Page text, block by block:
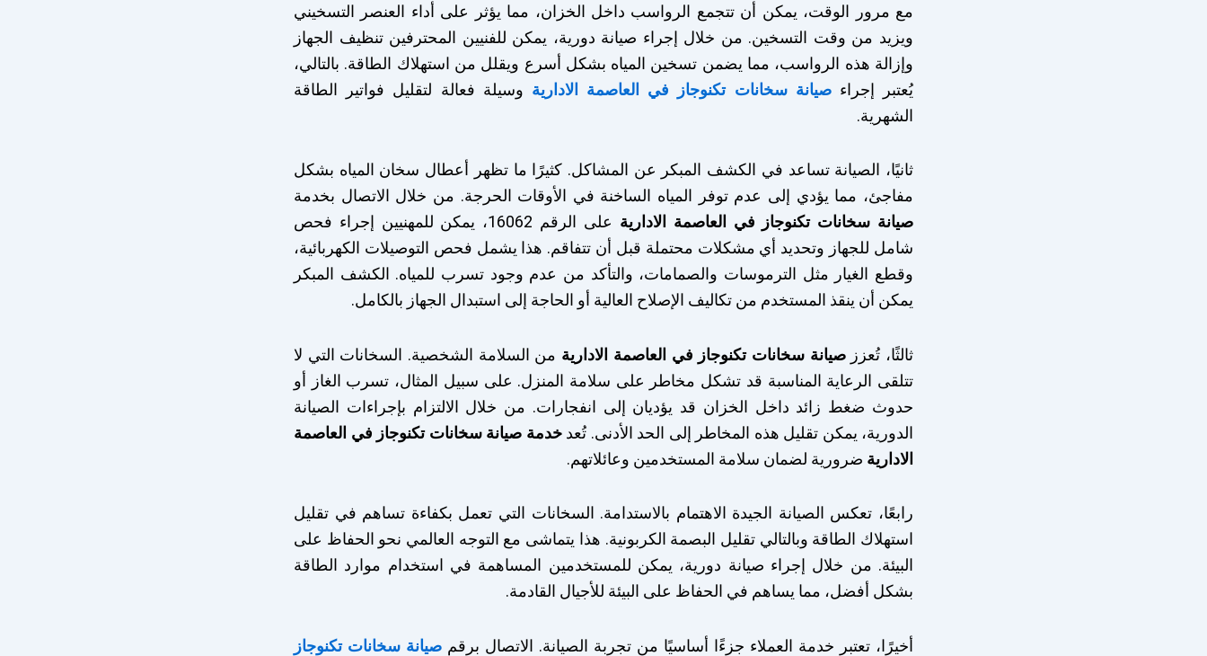
مع مرور الوقت، يمكن أن تتجمع الرواسب داخل الخزان، مما يؤثر على أداء العنصر التسخيني
ويزيد من وقت التسخين. من خلال إجراء صيانة دورية، يمكن للفنيين المحترفين تنظيف الجهاز
وإزالة هذه الرواسب، مما يضمن تسخين المياه بشكل أسرع ويقلل من استهلاك الطاقة. بالتالي،
يُعتبر إجراءصيانة سخانات تكنوجاز في العاصمة الادارية وسيلة فعالة لتقليل فواتير الطاقة
الشهرية.
ثانيًا، الصيانة تساعد في الكشف المبكر عن المشاكل. كثيرًا ما تظهر أعطال سخان المياه بشكل
مفاجئ، مما يؤدي إلى عدم توفر المياه الساخنة في الأوقات الحرجة. من خلال الاتصال بخدمة
صيانة سخانات تكنوجاز في العاصمة الادارية
على الرقم 16062، يمكن للمهنيين إجراء فحص
شامل للجهاز وتحديد أي مشكلات محتملة قبل أن تتفاقم. هذا يشمل فحص التوصيلات الكهربائية،
وقطع الغيار مثل الترموسات والصمامات، والتأكد من عدم وجود تسرب للمياه. الكشف المبكر
يمكن أن ينقذ المستخدم من تكاليف الإصلاح العالية أو الحاجة إلى استبدال الجهاز بالكامل.
ثالثًا، تُعززصيانة سخانات تكنوجاز في العاصمة الادارية من السلامة الشخصية. السخانات التي لا
تتلقى الرعاية المناسبة قد تشكل مخاطر على سلامة المنزل. على سبيل المثال، تسرب الغاز أو
حدوث ضغط زائد داخل الخزان قد يؤديان إلى انفجارات. من خلال الالتزام بإجراءات الصيانة
الدورية، يمكن تقليل هذه المخاطر إلى الحد الأدنى. تُعدخدمة صيانة سخانات تكنوجاز في العاصمة
الادارية ضرورية لضمان سلامة المستخدمين وعائلاتهم.
رابعًا، تعكس الصيانة الجيدة الاهتمام بالاستدامة. السخانات التي تعمل بكفاءة تساهم في تقليل
استهلاك الطاقة وبالتالي تقليل البصمة الكربونية. هذا يتماشى مع التوجه العالمي نحو الحفاظ على
البيئة. من خلال إجراء صيانة دورية، يمكن للمستخدمين المساهمة في استخدام موارد الطاقة
بشكل أفضل، مما يساهم في الحفاظ على البيئة للأجيال القادمة.
أخيرًا، تعتبر خدمة العملاء جزءًا أساسيًا من تجربة الصيانة. الاتصال برقم صيانة سخانات تكنوجاز